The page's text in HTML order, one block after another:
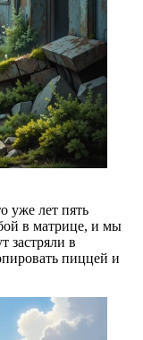
уже лет пять
в матрице, и мы
застряли в
пиццей и